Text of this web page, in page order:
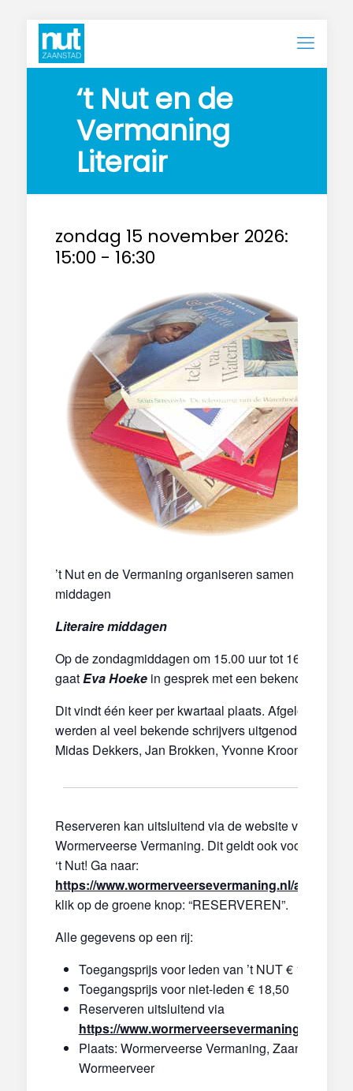
‘t Nut en de
Vermaning
Literair
zondag 15 november 2026:
15:00 - 16:30
’t Nut en de Vermaning organiseren samen Literaire
middagen
Literaire middagen
Op de zondagmiddagen om 15.00 uur tot 16.30 uur
gaat Eva Hoekein gesprek met een bekende
Dit vindt één keer per kwartaal plaats. Afgelopen jaar
werden al veel bekende schrijvers uitgenodigd: o.a.
Midas Dekkers, Jan Brokken, Yvonne Kroonenberg.
Reserveren kan uitsluitend via de website van de
Wormerveerse Vermaning. Dit geldt ook voor leden
‘t Nut! Ga naar:
https://www.wormerveersevermaning.nl/agenda/
klik op de groene knop: “RESERVEREN”.
Alle gegevens op een rij:
Toegangsprijs voor leden van ’t NUT € 15
Toegangsprijs voor niet-leden € 18,50
Reserveren uitsluitend via
https://www.wormerveersevermaning.nl/
Plaats: Wormerveerse Vermaning, Zaanweg 57
Wormeerveer